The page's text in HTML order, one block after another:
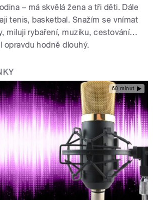
– má skvělá žena a tři děti. Dále
tenis, basketbal. Snažím se vnímat
miluji rybaření, muziku, cestování…
opravdu hodně dlouhý.
60 minut